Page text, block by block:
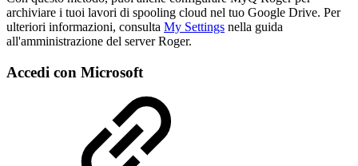
archiviare i tuoi lavori di spooling cloud nel tuo Google Drive. Per
ulteriori informazioni, consulta My Settings nella guida
all'amministrazione del server Roger.
Accedi con Microsoft